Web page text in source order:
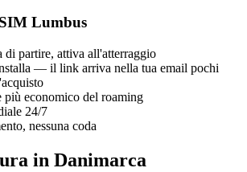
Lumbus
di partire, attiva all'atterraggio
— il link arriva nella tua email pochi
più economico del roaming
24/7
nessuna coda
in Danimarca